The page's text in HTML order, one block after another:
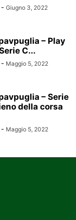
- Giugno 3, 2022
– Play
C...
- Maggio 5, 2022
– Serie
della corsa
- Maggio 5, 2022